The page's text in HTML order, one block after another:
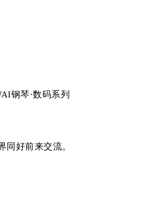
钢琴·数码系列
好前来交流。